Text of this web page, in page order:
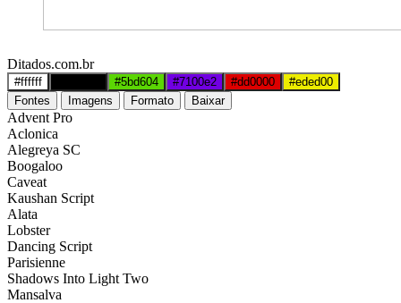
Ditados.com.br
#ffffff #5bd604 #7100e2 #dd0000
#eded00
Fontes
Imagens Formato Baixar
Advent Pro
Aclonica
Alegreya SC
Boogaloo
Caveat
Kaushan Script
Alata
Lobster
Dancing Script
Parisienne
Shadows Into Light Two
Mansalva